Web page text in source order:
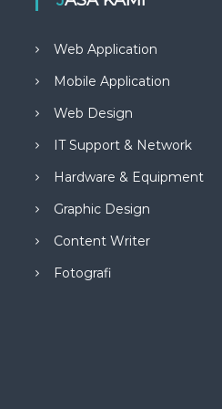
Web Application
Mobile Application
Web Design
IT Support & Network
Hardware & Equipment
Graphic Design
Content Writer
Fotografi